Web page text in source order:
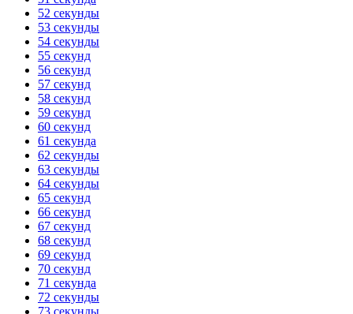
52 секунды
53 секунды
54 секунды
55 секунд
56 секунд
57 секунд
58 секунд
59 секунд
60 секунд
61 секунда
62 секунды
63 секунды
64 секунды
65 секунд
66 секунд
67 секунд
68 секунд
69 секунд
70 секунд
71 секунда
72 секунды